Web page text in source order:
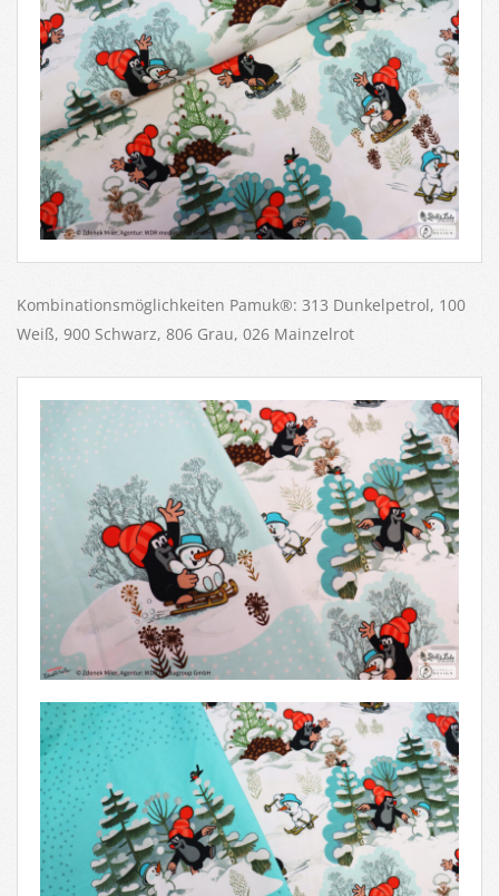
Kombinationsmöglichkeiten Pamuk®: 313 Dunkelpetrol, 100
Weiß, 900 Schwarz, 806 Grau, 026 Mainzelrot